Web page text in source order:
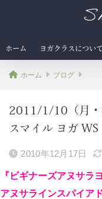
ホーム ヨガクラスについて
ホーム ブログ
2011/1/10（月
スマイル ヨガ WS
2010年12月17日
『ビギナーズアヌサラ
アヌサラインスパイア